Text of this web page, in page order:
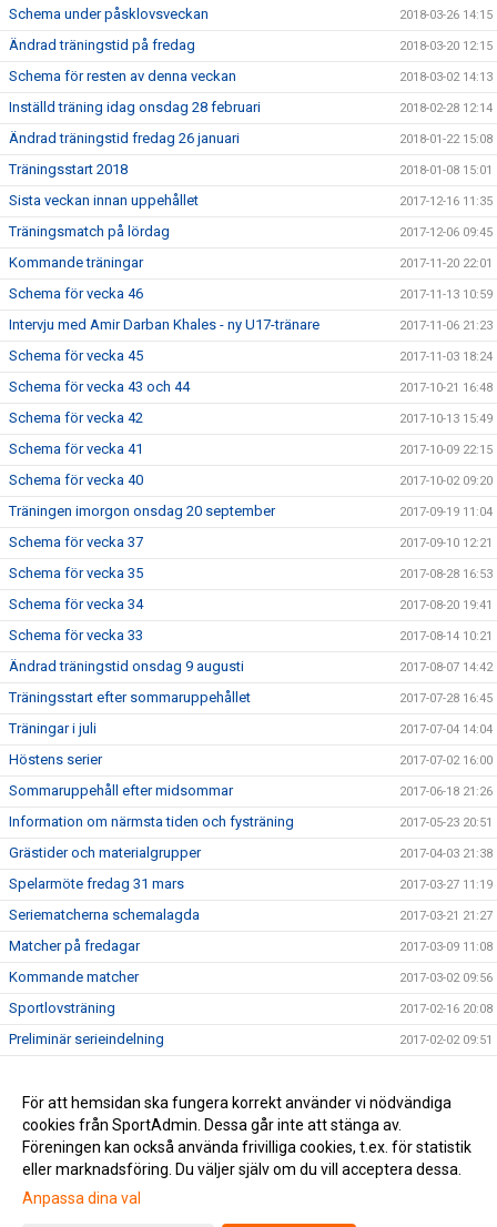
Schema under påsklovsveckan 2018-03-26 14:15
Ändrad träningstid på fredag 2018-03-20 12:15
Schema för resten av denna veckan 2018-03-02 14:13
Inställd träning idag onsdag 28 februari 2018-02-28 12:14
Ändrad träningstid fredag 26 januari 2018-01-22 15:08
Träningsstart 2018 2018-01-08 15:01
Sista veckan innan uppehållet 2017-12-16 11:35
Träningsmatch på lördag 2017-12-06 09:45
Kommande träningar 2017-11-20 22:01
Schema för vecka 46 2017-11-13 10:59
Intervju med Amir Darban Khales - ny U17-tränare 2017-11-06 21:23
Schema för vecka 45 2017-11-03 18:24
Schema för vecka 43 och 44 2017-10-21 16:48
Schema för vecka 42 2017-10-13 15:49
Schema för vecka 41 2017-10-09 22:15
Schema för vecka 40 2017-10-02 09:20
Träningen imorgon onsdag 20 september 2017-09-19 11:04
Schema för vecka 37 2017-09-10 12:21
Schema för vecka 35 2017-08-28 16:53
Schema för vecka 34 2017-08-20 19:41
Schema för vecka 33 2017-08-14 10:21
Ändrad träningstid onsdag 9 augusti 2017-08-07 14:42
Träningsstart efter sommaruppehållet 2017-07-28 16:45
Träningar i juli 2017-07-04 14:04
Höstens serier 2017-07-02 16:00
Sommaruppehåll efter midsommar 2017-06-18 21:26
Information om närmsta tiden och fysträning 2017-05-23 20:51
Grästider och materialgrupper 2017-04-03 21:38
Spelarmöte fredag 31 mars 2017-03-27 11:19
Seriematcherna schemalagda 2017-03-21 21:27
Matcher på fredagar 2017-03-09 11:08
Kommande matcher 2017-03-02 09:56
Sportlovsträning 2017-02-16 20:08
Preliminär serieindelning 2017-02-02 09:51
Ny säsong! 2017-01-11 22:18
Juluppehåll 2016-12-16 14:31
För att hemsidan ska fungera korrekt använder vi nödvändiga
cookies från SportAdmin. Dessa går inte att stänga av.
Föreningen kan också använda frivilliga cookies, t.ex. för statistik
eller marknadsföring. Du väljer själv om du vill acceptera dessa.
Anpassa dina val